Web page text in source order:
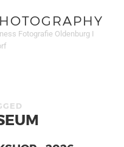
Fotografie Oldenburg I